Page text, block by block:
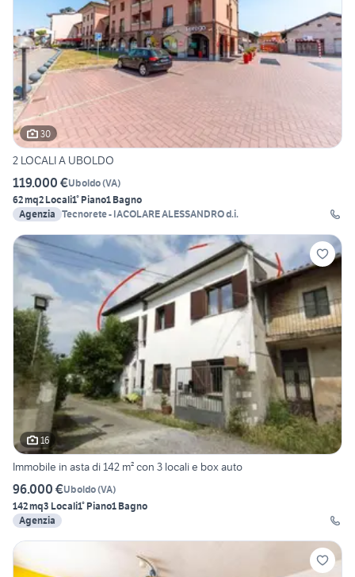
30
2 LOCALI A UBOLDO
119.000 €Uboldo(VA)
62 mq2 Locali1° Piano1 Bagno
Agenzia Tecnorete - IACOLARE ALESSANDRO d.i.
16
Immobile in asta di 142 m² con 3 locali e box auto
96.000 €Uboldo(VA)
142 mq3 Locali1° Piano1 Bagno
Agenzia